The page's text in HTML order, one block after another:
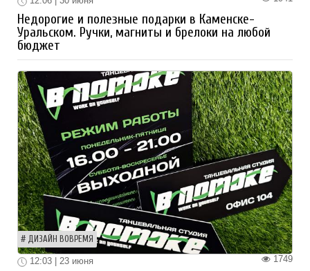
Недорогие и полезные подарки в Каменске-
Уральском. Ручки, магниты и брелоки на любой
бюджет
ДИЗАЙН ВОВРЕМЯ
1749
12:03 | 23 июня